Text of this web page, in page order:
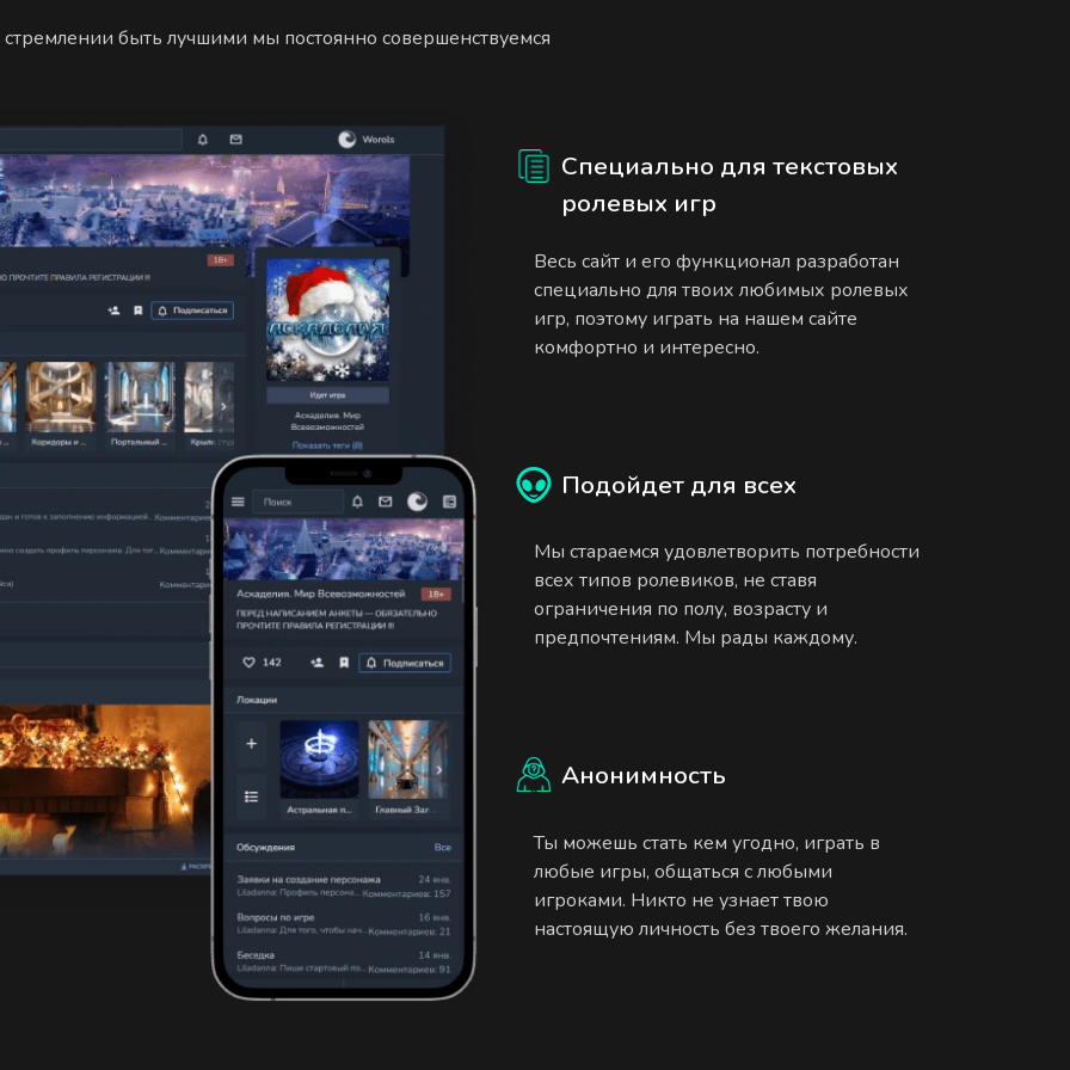
быть лучшими мы постоянно совершенствуемся
Специально для текстовых
ролевых игр
Весь сайт и его функционал разработан
специально для твоих любимых ролевых
игр, поэтому играть на нашем сайте
комфортно и интересно.
Подойдет для всех
Мы стараемся удовлетворить потребности
всех типов ролевиков, не ставя
ограничения по полу, возрасту и
предпочтениям. Мы рады каждому.
Анонимность
Ты можешь стать кем угодно, играть в
любые игры, общаться с любыми
игроками. Никто не узнает твою
настоящую личность без твоего желания.